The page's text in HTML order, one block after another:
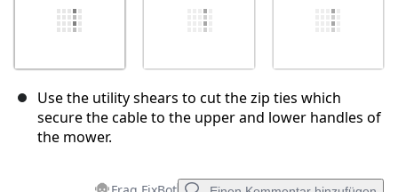
Use the utility shears to cut the zip ties which
secure the cable to the upper and lower handles of
the mower.